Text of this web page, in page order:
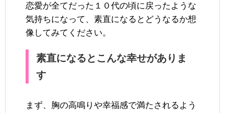
恋愛が全てだった１０代の頃に戻ったような
気持ちになって、素直になるとどうなるか想
像してみてください。
素直になるとこんな幸せがありま
す
まず、胸の高鳴りや幸福感で満たされるよう